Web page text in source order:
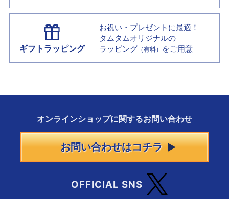
ギフトラッピング
お祝い・プレゼントに最適！
タムタムオリジナルの
ラッピング （有料） をご用意
オンラインショップに関するお問い合わせ
お問い合わせはコチラ
OFFICIAL SNS